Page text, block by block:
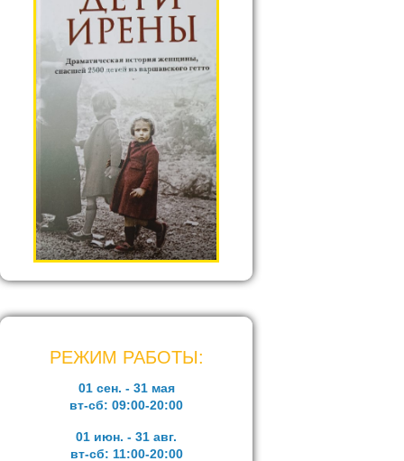
РЕЖИМ РАБОТЫ:
01 сен. - 31 мая
вт-сб: 09:00-20:00
01 июн. - 31 авг.
вт-сб: 11:00-20:00